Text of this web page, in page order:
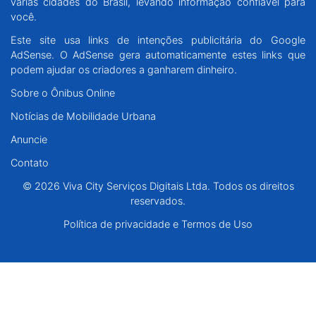
Rio Grande do Sul
Centro-Oeste
Nordeste
Norte
© 2026 Viva City Serviços Digitais Ltda. Todos os direitos reservados.
você.
Este site usa links de intenções publicitária do Google
AdSense. O AdSense gera automaticamente estes links que
podem ajudar os criadores a ganharem dinheiro.
Sobre o Ônibus Online
Notícias de Mobilidade Urbana
Anuncie
Contato
© 2026 Viva City Serviços Digitais Ltda. Todos os direitos
reservados.
Política de privacidade e Termos de Uso